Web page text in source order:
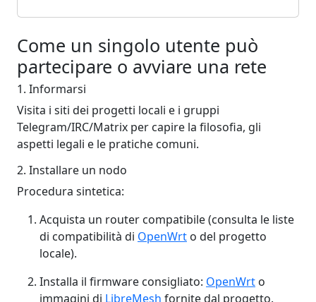
Come un singolo utente può
partecipare o avviare una rete
1. Informarsi
Visita i siti dei progetti locali e i gruppi
Telegram/IRC/Matrix per capire la filosofia, gli
aspetti legali e le pratiche comuni.
2. Installare un nodo
Procedura sintetica:
Acquista un router compatibile (consulta le liste
di compatibilità di OpenWrt o del progetto
locale).
Installa il firmware consigliato: OpenWrt o
immagini di LibreMesh fornite dal progetto.